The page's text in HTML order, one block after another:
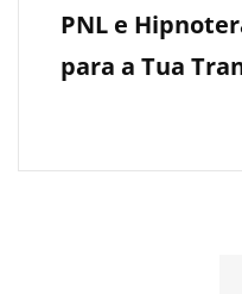
PNL e
para a Tua